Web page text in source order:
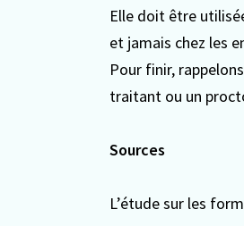
Elle doit être
et jamais chez les
Pour finir,
traitant ou un
Sources
L’étude sur les